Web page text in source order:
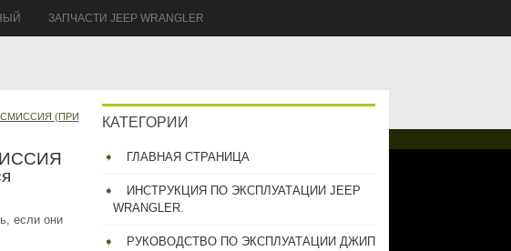
ЗАПЧАСТИ JEEP WRANGLER
(ПРИ
если они
КАТЕГОРИИ
ГЛАВНАЯ СТРАНИЦА
ИНСТРУКЦИЯ ПО ЭКСПЛУАТАЦИИ JEEP
WRANGLER.
РУКОВОДСТВО ПО ЭКСПЛУАТАЦИИ ДЖИП